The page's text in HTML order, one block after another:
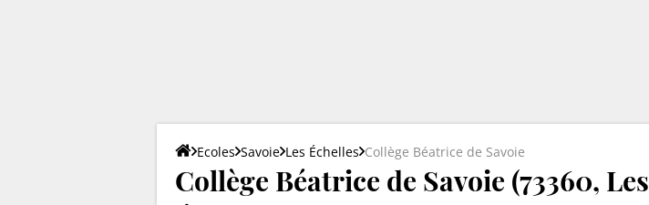
Ecoles Savoie Les Échelles Collège Béatrice de Savoie
Collège Béatrice de Savoie (73360, Les